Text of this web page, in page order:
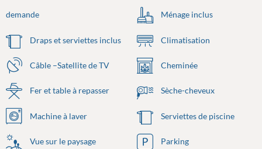
demande Ménage inclus
Draps et serviettes inclus Climatisation
Câble –Satellite de TV Cheminée
Fer et table à repasser Sèche-cheveux
Machine à laver Serviettes de piscine
Vue sur le paysage Parking